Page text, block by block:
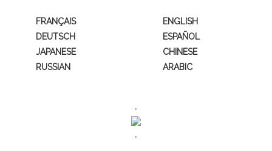
FRANÇAIS
ENGLISH
DEUTSCH
ESPAÑOL
JAPANESE
CHINESE
RUSSIAN
ARABIC
.
.